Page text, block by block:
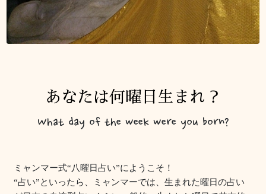
あなたは何曜日生まれ？
What day of the week were you born?
ミャンマー式“八曜日占い”にようこそ！
“占い”といったら、ミャンマーでは、生まれた曜日の占い